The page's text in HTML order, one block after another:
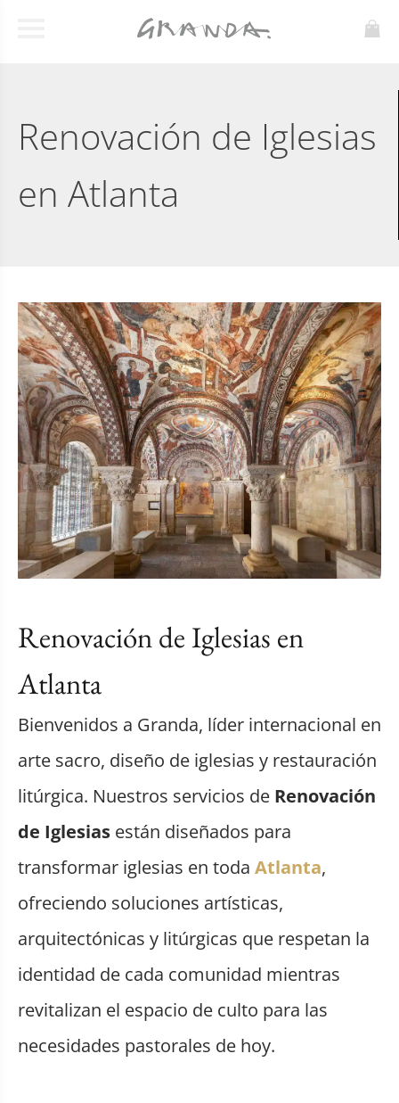
Renovación de Iglesias
en Atlanta
Renovación de Iglesias en
Atlanta
Bienvenidos a Granda, líder internacional en
arte sacro, diseño de iglesias y restauración
litúrgica. Nuestros servicios de Renovación
de Iglesias están diseñados para
transformar iglesias en toda Atlanta,
ofreciendo soluciones artísticas,
arquitectónicas y litúrgicas que respetan la
identidad de cada comunidad mientras
revitalizan el espacio de culto para las
necesidades pastorales de hoy.